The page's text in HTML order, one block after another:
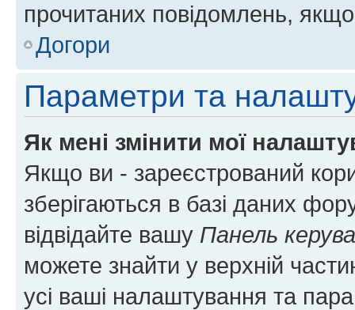
прочитаних повідомлень,
Догори
Параметри та
Як мені змінити мої
Якщо ви - зареєстрований
зберігаються в базі даних
відвідайте вашу Панель
можете знайти у верхній
усі ваші налаштування та